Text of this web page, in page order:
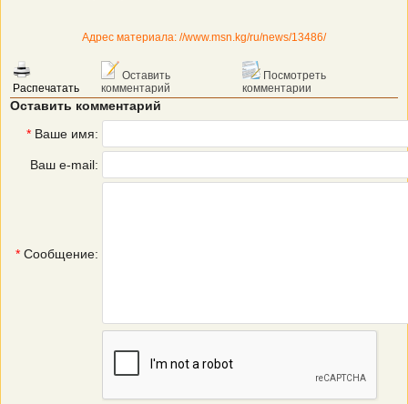
Адрес материала: //www.msn.kg/ru/news/13486/
Распечатать
Оставить
комментарий
Посмотреть
комментарии
Оставить комментарий
* Ваше имя:
Ваш e-mail:
* Сообщение: